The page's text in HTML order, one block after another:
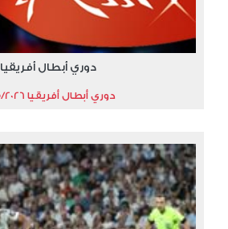
دوري أبطال أفريقيا
دوري أبطال أفريقيا 2025/2026